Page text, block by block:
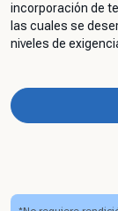
incorporación de
las cuales se
niveles de